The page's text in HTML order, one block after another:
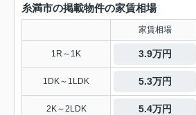
糸満市の掲載物件の家賃相場
家賃相場
1R～1K 3.9万円
1DK～1LDK 5.3万円
2K～2LDK 5.4万円